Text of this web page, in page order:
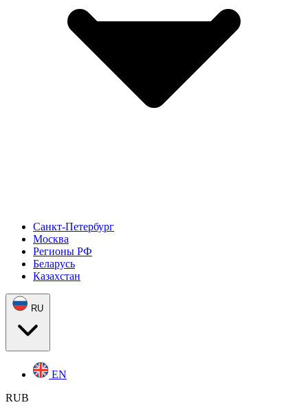
Санкт-Петербург
Москва
Регионы РФ
Беларусь
Казахстан
RU
EN
RUB